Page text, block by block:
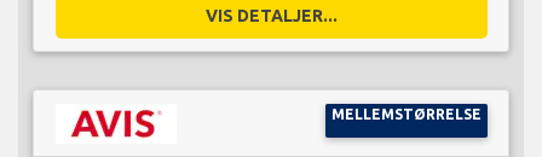
VIS DETALJER...
MELLEMSTØRRELSE